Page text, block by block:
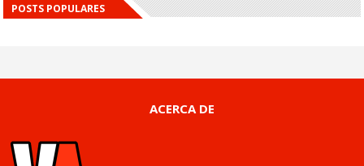
POSTS POPULARES
ACERCA DE